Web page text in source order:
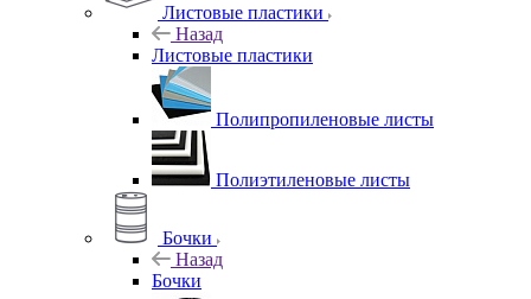
Листовые пластики
Назад
Листовые пластики
Полипропиленовые листы
Полиэтиленовые листы
Бочки
Назад
Бочки